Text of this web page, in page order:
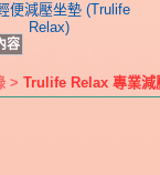
便減壓坐墊 (Trulife
Relax)
容
> Trulife Relax 專業減